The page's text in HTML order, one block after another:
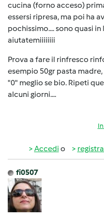
cucina (forno acceso)
essersi ripresa, ma poi ha
pochissimo.... sono quasi
aiutatemiiiiiiii
Prova a fare il rinfresco
esempio 50gr pasta
"0" meglio se bio. Ripeti
alcuni giorni....
Accedi o
fi0507